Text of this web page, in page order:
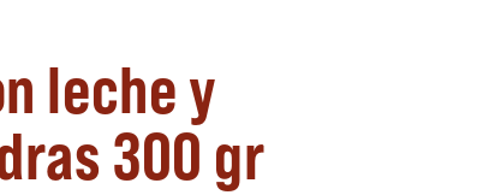
leche y
300 gr